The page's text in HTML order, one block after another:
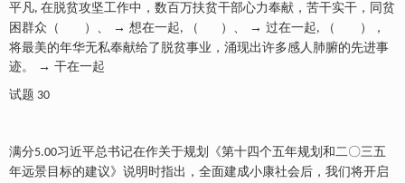
平凡, 在脱贫攻坚工作中，数百万扶贫干部心力奉献，苦干实干，同贫
困群众（
）、 → 想在一起, （ ）、 → 过在一起, （
），
将最美的年华无私奉献给了脱贫事业，涌现出许多感人肺腑的先进事
迹。 → 干在一起
试题 30
满分5.00习近平总书记在作关于规划《第十四个五年规划和二〇三五
年远景目标的建议》说明时指出，全面建成小康社会后，我们将开启